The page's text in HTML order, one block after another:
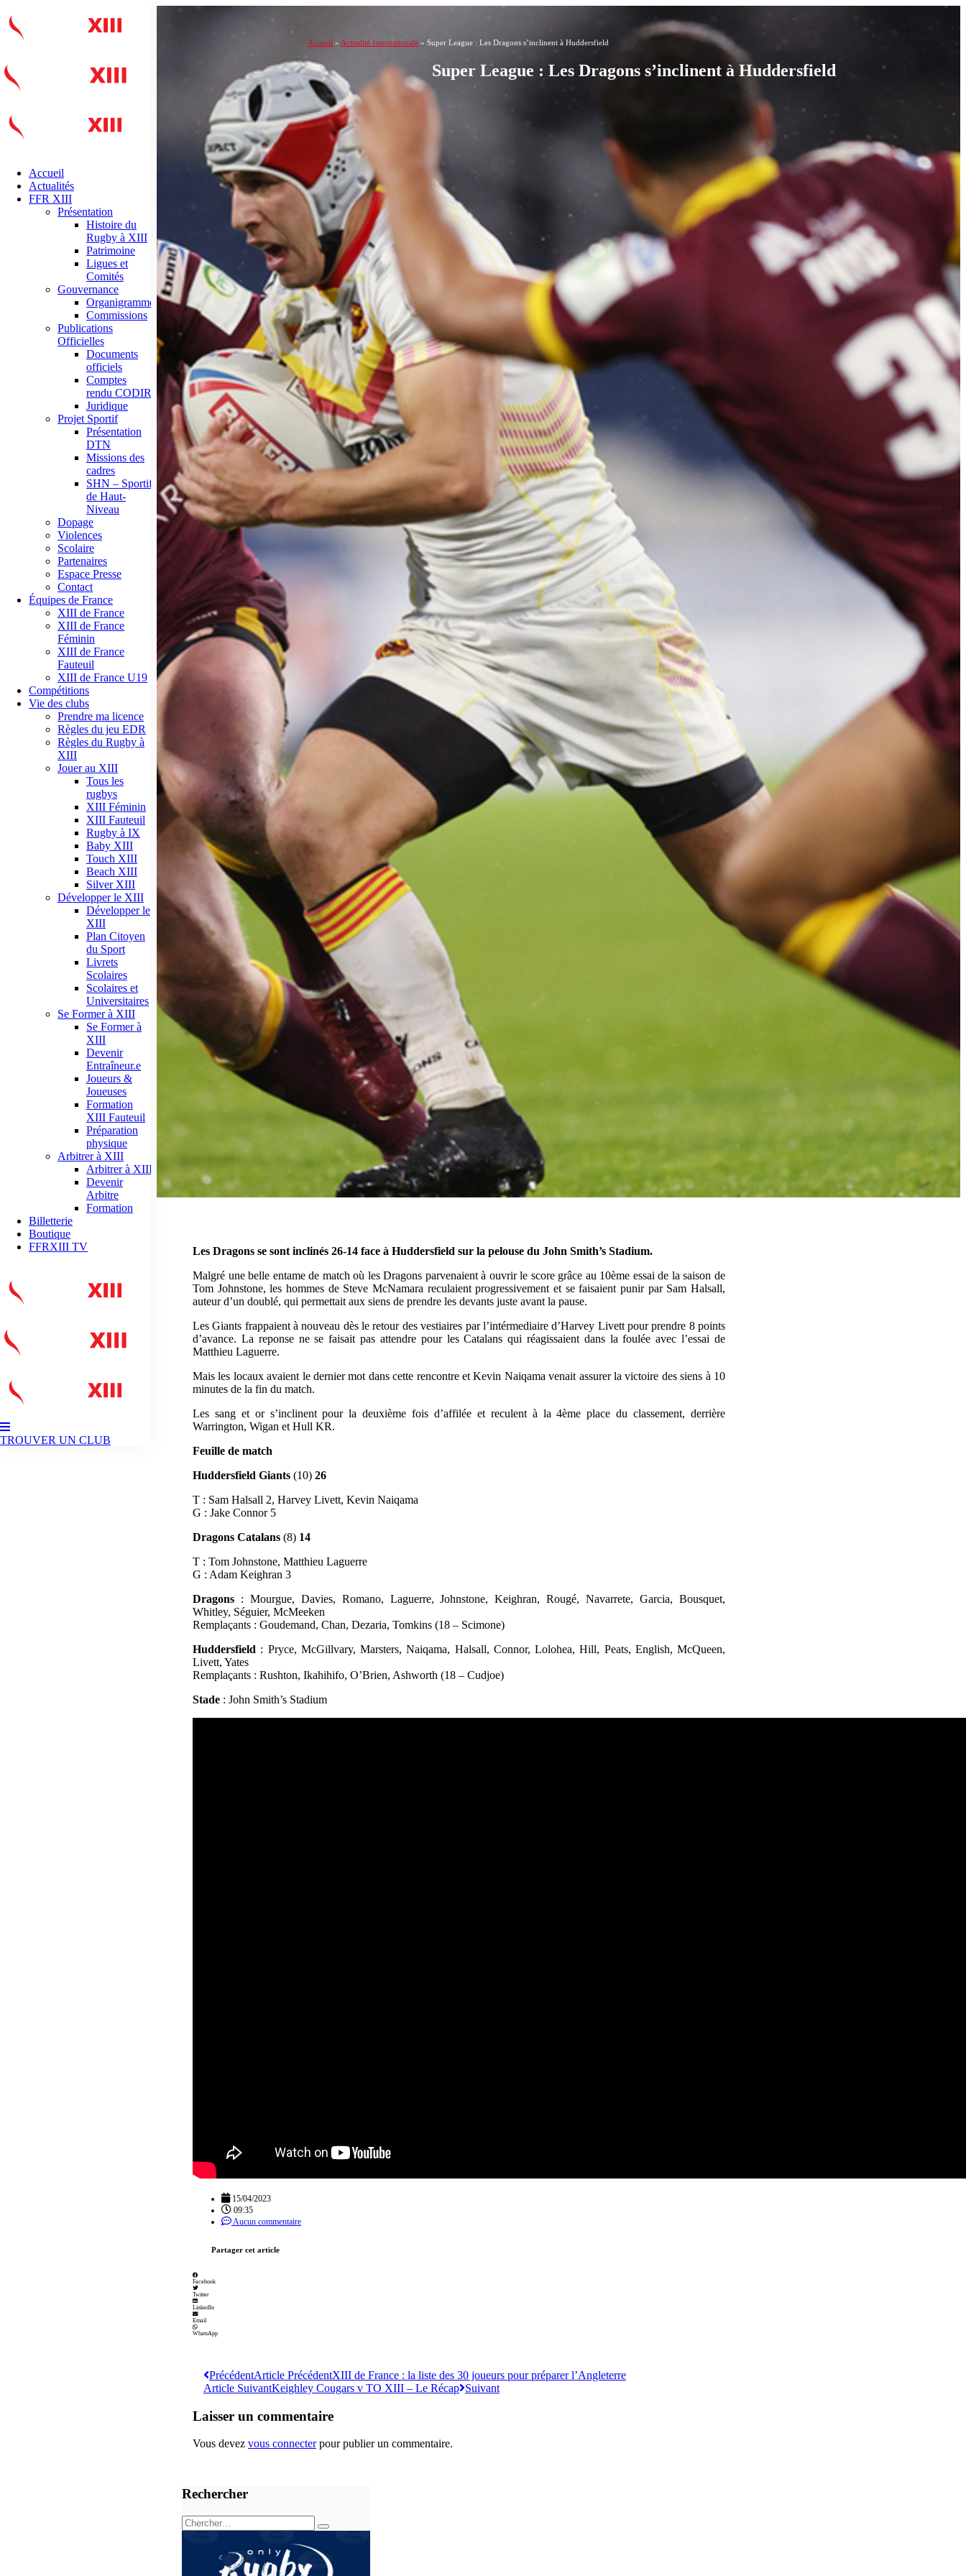
Accueil
Actualités
FFR XIII
Présentation
Histoire du
Rugby à XIII
Patrimoine
Ligues et
Comités
Gouvernance
Organigramme
Commissions
Publications
Officielles
Documents
officiels
Comptes
rendu CODIR
Juridique
Projet Sportif
Présentation
DTN
Missions des
cadres
SHN – Sportif
de Haut-
Niveau
Dopage
Violences
Scolaire
Partenaires
Espace Presse
Contact
Équipes de France
XIII de France
XIII de France
Féminin
XIII de France
Fauteuil
XIII de France U19
Compétitions
Vie des clubs
Prendre ma licence
Règles du jeu EDR
Règles du Rugby à
XIII
Jouer au XIII
Tous les
rugbys
XIII Féminin
XIII Fauteuil
Rugby à IX
Baby XIII
Touch XIII
Beach XIII
Silver XIII
Développer le XIII
Développer le
XIII
Plan Citoyen
du Sport
Livrets
Scolaires
Scolaires et
Universitaires
Se Former à XIII
Se Former à
XIII
Devenir
Entraîneur.e
Joueurs &
Joueuses
Formation
XIII Fauteuil
Préparation
physique
Arbitrer à XIII
Arbitrer à XIII
Devenir
Arbitre
Formation
Billetterie
Boutique
FFRXIII TV
TROUVER UN CLUB
Accueil » Actualité Internationale » Super League : Les Dragons s’inclinent à Huddersfield
Super League : Les Dragons s’inclinent à Huddersfield
Les Dragons se sont inclinés 26-14 face à Huddersfield sur la pelouse du John Smith’s Stadium.
Malgré une belle entame de match où les Dragons parvenaient à ouvrir le score grâce au 10ème essai de la saison de
Tom Johnstone, les hommes de Steve McNamara reculaient progressivement et se faisaient punir par Sam Halsall,
auteur d’un doublé, qui permettait aux siens de prendre les devants juste avant la pause.
Les Giants frappaient à nouveau dès le retour des vestiaires par l’intérmediaire d’Harvey Livett pour prendre 8 points
d’avance. La reponse ne se faisait pas attendre pour les Catalans qui réagissaient dans la foulée avec l’essai de
Matthieu Laguerre.
Mais les locaux avaient le dernier mot dans cette rencontre et Kevin Naiqama venait assurer la victoire des siens à 10
minutes de la fin du match.
Les sang et or s’inclinent pour la deuxième fois d’affilée et reculent à la 4ème place du classement, derrière
Warrington, Wigan et Hull KR.
Feuille de match
Huddersfield Giants (10) 26
T : Sam Halsall 2, Harvey Livett, Kevin Naiqama
G : Jake Connor 5
Dragons Catalans (8) 14
T : Tom Johnstone, Matthieu Laguerre
G : Adam Keighran 3
Dragons : Mourgue, Davies, Romano, Laguerre, Johnstone, Keighran, Rougé, Navarrete, Garcia, Bousquet,
Whitley, Séguier, McMeeken
Remplaçants : Goudemand, Chan, Dezaria, Tomkins (18 – Scimone)
Huddersfield : Pryce, McGillvary, Marsters, Naiqama, Halsall, Connor, Lolohea, Hill, Peats, English, McQueen,
Livett, Yates
Remplaçants : Rushton, Ikahihifo, O’Brien, Ashworth (18 – Cudjoe)
Stade : John Smith’s Stadium
15/04/2023
09:35
Aucun commentaire
Partager cet article
Facebook
Twitter
LinkedIn
Email
WhatsApp
PrécédentArticle PrécédentXIII de France : la liste des 30 joueurs pour préparer l’Angleterre
Article SuivantKeighley Cougars v TO XIII – Le Récap Suivant
Laisser un commentaire
Vous devez vous connecterpour publier un commentaire.
Rechercher